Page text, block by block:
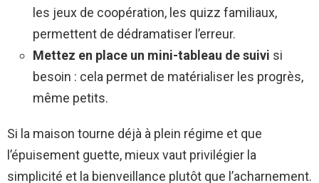
les jeux de coopération, les quizz familiaux,
permettent de dédramatiser l’erreur.
Mettez en place un mini-tableau de suivi si
besoin : cela permet de matérialiser les progrès,
même petits.
Si la maison tourne déjà à plein régime et que
l’épuisement guette, mieux vaut privilégier la
simplicité et la bienveillance plutôt que l’acharnement.